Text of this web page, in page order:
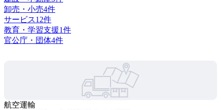
卸売・小売4件
サービス12件
教育・学習支援1件
官公庁・団体4件
航空運輸